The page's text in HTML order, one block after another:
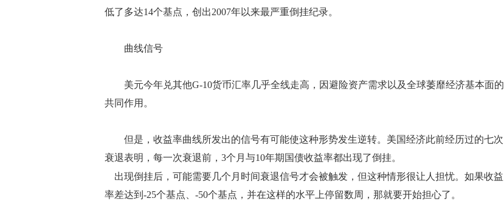
低了多达14个基点，创出2007年以来最严重倒挂纪录。
曲线信号
美元今年兑其他G-10货币汇率几乎全线走高，因避险资产需求以及全球萎靡经济基本面的
共同作用。
但是，收益率曲线所发出的信号有可能使这种形势发生逆转。美国经济此前经历过的七次
衰退表明，每一次衰退前，3个月与10年期国债收益率都出现了倒挂。
出现倒挂后，可能需要几个月时间衰退信号才会被触发，但这种情形很让人担忧。如果收益
率差达到-25个基点、-50个基点，并在这样的水平上停留数周，那就要开始担心了。